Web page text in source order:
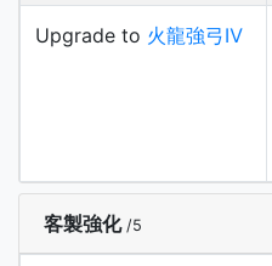
Upgrade to 火龍強弓Ⅳ
客製強化 /5